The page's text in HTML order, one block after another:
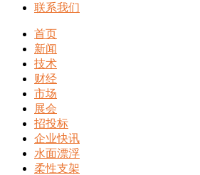
联系我们
首页
新闻
技术
财经
市场
展会
招投标
企业快讯
水面漂浮
柔性支架